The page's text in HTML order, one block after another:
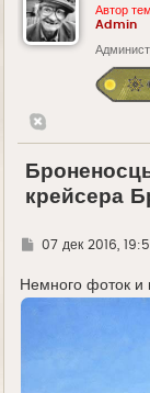
Автор
Admin
крейсера
Г07 дек 2016,
Немного фоток и